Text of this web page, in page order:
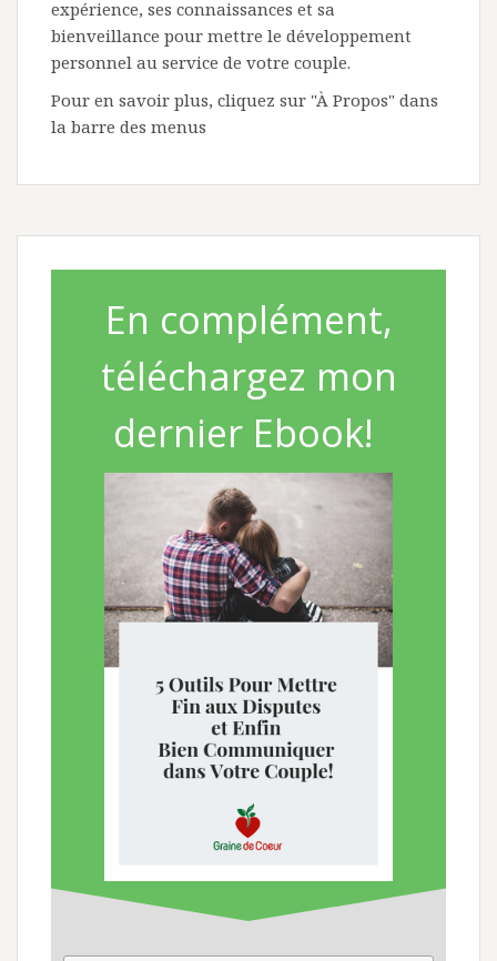
expérience, ses connaissances et sa
bienveillance pour mettre le développement
personnel au service de votre couple.
Pour en savoir plus, cliquez sur "À Propos" dans
la barre des menus
En complément,
téléchargez mon
dernier Ebook!